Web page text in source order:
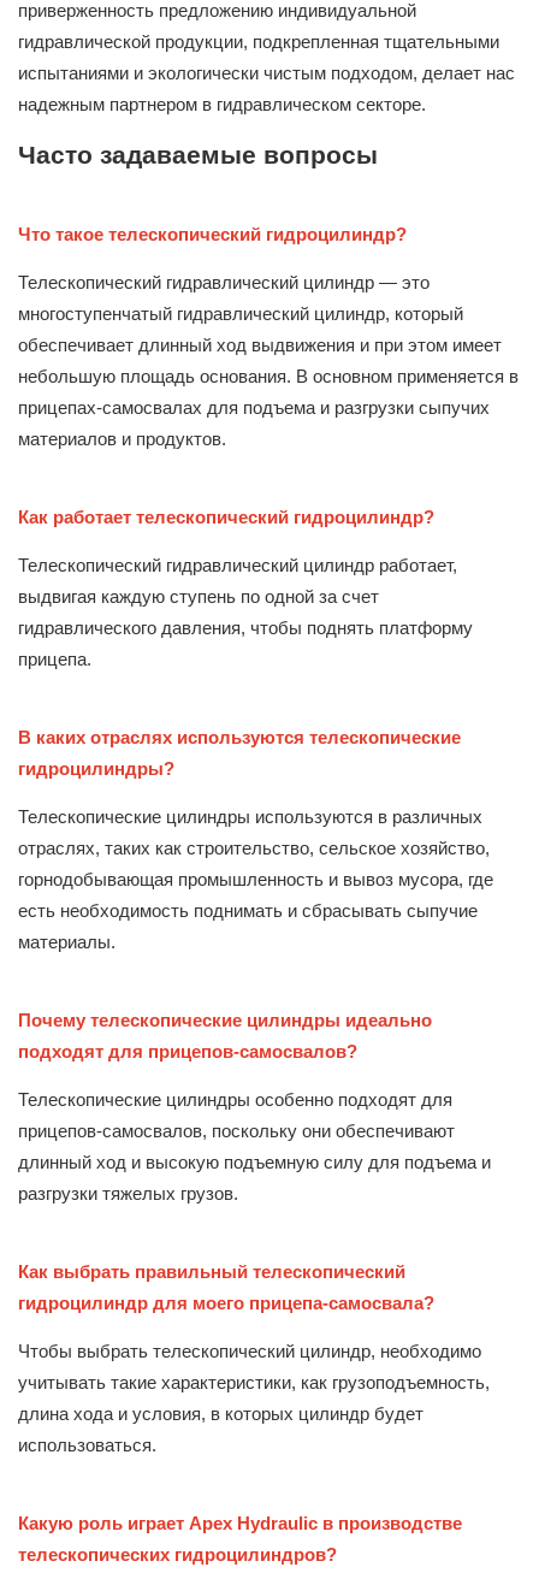
приверженность предложению индивидуальной
гидравлической продукции, подкрепленная тщательными
испытаниями и экологически чистым подходом, делает нас
надежным партнером в гидравлическом секторе.
Часто задаваемые вопросы
Что такое телескопический гидроцилиндр?
Телескопический гидравлический цилиндр — это
многоступенчатый гидравлический цилиндр, который
обеспечивает длинный ход выдвижения и при этом имеет
небольшую площадь основания. В основном применяется в
прицепах-самосвалах для подъема и разгрузки сыпучих
материалов и продуктов.
Как работает телескопический гидроцилиндр?
Телескопический гидравлический цилиндр работает,
выдвигая каждую ступень по одной за счет
гидравлического давления, чтобы поднять платформу
прицепа.
В каких отраслях используются телескопические
гидроцилиндры?
Телескопические цилиндры используются в различных
отраслях, таких как строительство, сельское хозяйство,
горнодобывающая промышленность и вывоз мусора, где
есть необходимость поднимать и сбрасывать сыпучие
материалы.
Почему телескопические цилиндры идеально
подходят для прицепов-самосвалов?
Телескопические цилиндры особенно подходят для
прицепов-самосвалов, поскольку они обеспечивают
длинный ход и высокую подъемную силу для подъема и
разгрузки тяжелых грузов.
Как выбрать правильный телескопический
гидроцилиндр для моего прицепа-самосвала?
Чтобы выбрать телескопический цилиндр, необходимо
учитывать такие характеристики, как грузоподъемность,
длина хода и условия, в которых цилиндр будет
использоваться.
Какую роль играет Apex Hydraulic в производстве
телескопических гидроцилиндров?